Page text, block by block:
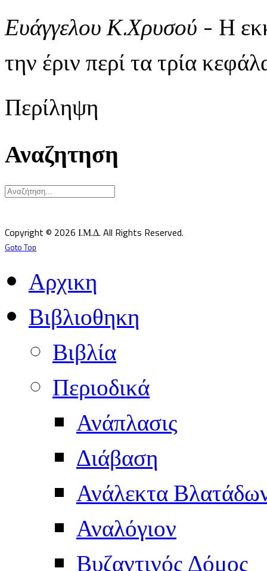
Ευάγγελου Κ.Χρυσού - Η
την έριν περί τα τρία
Περίληψη
Αναζητηση
Copyright © 2026 Ι.Μ.Δ. All Rights Reserved.
Goto Top
Αρχικη
Βιβλιοθηκη
Βιβλία
Περιοδικά
Ανάπλασις
Διάβαση
Ανάλεκτα
Αναλόγιον
Βυζαντινός Δόμος